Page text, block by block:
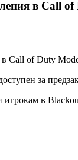
в Call
Call of Duty
за
в